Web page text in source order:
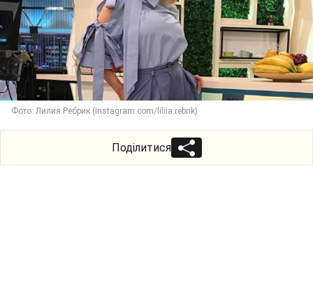
Фото: Лилия Ребрик (instagram.com/liliia.rebrik)
Поділитися